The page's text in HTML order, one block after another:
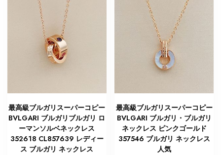
最高級ブルガリスーパーコピー
BVLGARI ブルガリブルガリ ロ
ーマンソルベネックレス
352618 CL857639 レディー
ス ブルガリ ネックレス
最高級ブルガリスーパーコピー
BVLGARI ブルガリ・ブルガリ
ネックレス ピンクゴールド
357546 ブルガリ ネックレス
人気